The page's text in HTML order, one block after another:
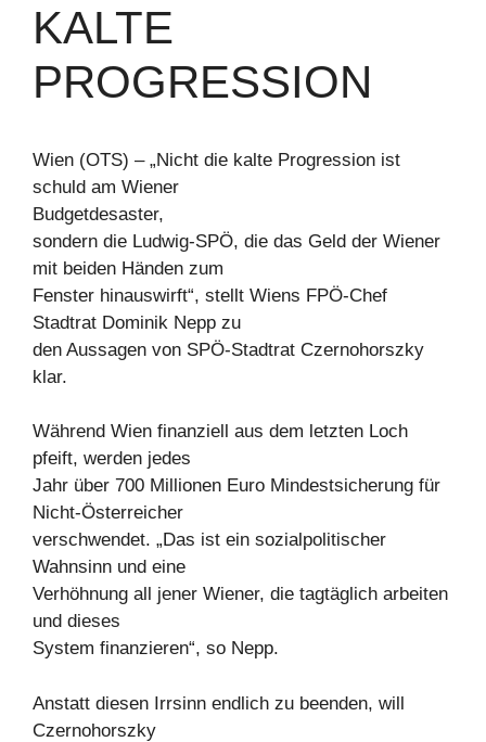
KALTE
PROGRESSION
Wien (OTS) – „Nicht die kalte Progression ist
schuld am Wiener
Budgetdesaster,
sondern die Ludwig-SPÖ, die das Geld der Wiener
mit beiden Händen zum
Fenster hinauswirft“, stellt Wiens FPÖ-Chef
Stadtrat Dominik Nepp zu
den Aussagen von SPÖ-Stadtrat Czernohorszky
klar.
Während Wien finanziell aus dem letzten Loch
pfeift, werden jedes
Jahr über 700 Millionen Euro Mindestsicherung für
Nicht-Österreicher
verschwendet. „Das ist ein sozialpolitischer
Wahnsinn und eine
Verhöhnung all jener Wiener, die tagtäglich arbeiten
und dieses
System finanzieren“, so Nepp.
Anstatt diesen Irrsinn endlich zu beenden, will
Czernohorszky